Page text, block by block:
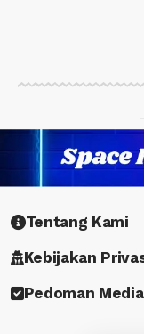
Tentang Kami
Kebijakan
Pedoman